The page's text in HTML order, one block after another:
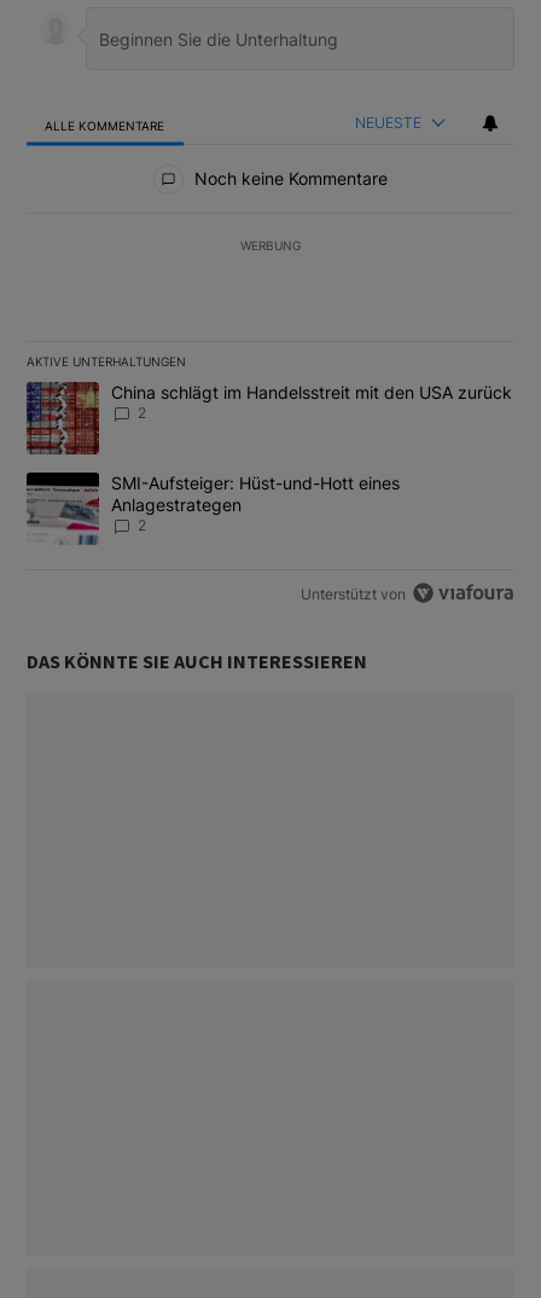
ALLE KOMMENTARE NEUESTE
Noch keine Kommentare
WERBUNG
AKTIVE UNTERHALTUNGEN
Das Folgende ist eine Liste der am meisten kommentierten
Ein Trendartikel mit dem Titel "China schlägt im Handelsstreit
China schlägt im Handelsstreit mit den USA zurück
2
Ein Trendartikel mit dem Titel "SMI-Aufsteiger: Hüst-und-Hott
SMI-Aufsteiger: Hüst-und-Hott eines
Anlagestrategen
2
Unterstützt von
DAS KÖNNTE SIE AUCH INTERESSIEREN